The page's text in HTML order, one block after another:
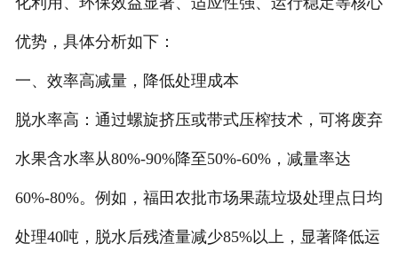
优势，具体分析如下：
一、效率高减量，降低处理成本
脱水率高：通过螺旋挤压或带式压榨技术，可将废弃
水果含水率从80%-90%降至50%-60%，减量率达
60%-80%。例如，福田农批市场果蔬垃圾处理点日均
处理40吨，脱水后残渣量减少85%以上，显著降低运